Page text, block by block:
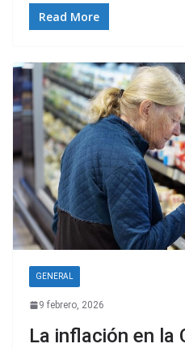
Read More
GENERAL
9 febrero, 2026
La inflación en la